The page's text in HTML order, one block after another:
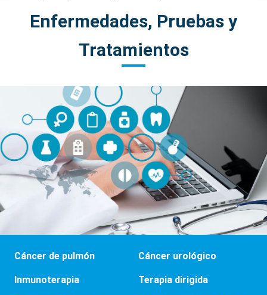
Enfermedades, Pruebas y
Tratamientos
Cáncer de pulmón Cáncer urológico
Inmunoterapia Terapia dirigida